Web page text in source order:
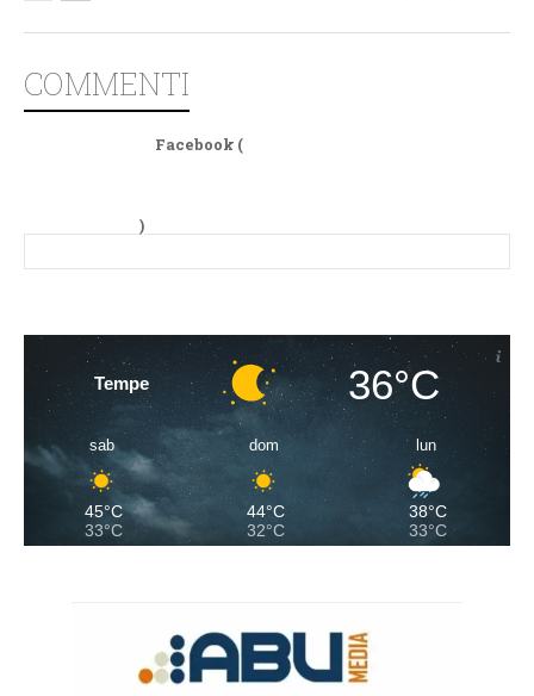
COMMENTI
Facebook (
)
Tempe 36°C
sab
45°C
33°C
dom
44°C
32°C
lun
38°C
33°C